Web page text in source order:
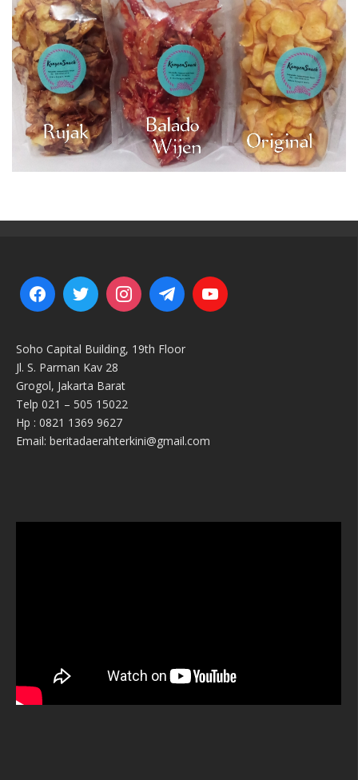
Soho Capital Building, 19th Floor
Jl. S. Parman Kav 28
Grogol, Jakarta Barat
Telp 021 – 505 15022
Hp : 0821 1369 9627
Email: beritadaerahterkini@gmail.com